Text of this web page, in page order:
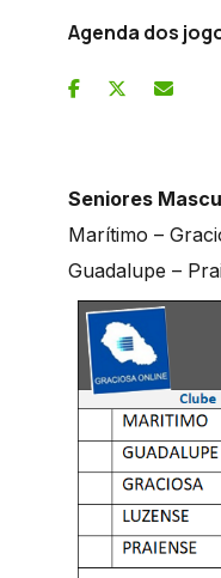
Agenda dos
Seniores
Marítimo –
Guadalupe –